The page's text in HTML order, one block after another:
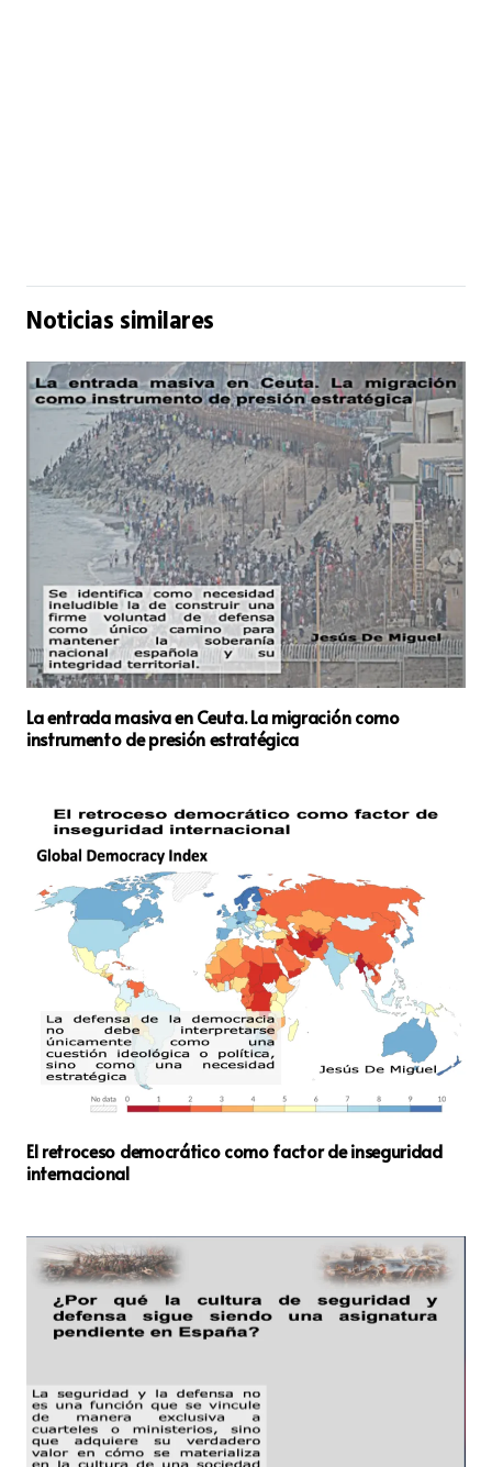
Noticias similares
La entrada masiva en Ceuta. La migración como
instrumento de presión estratégica
El retroceso democrático como factor de inseguridad
internacional